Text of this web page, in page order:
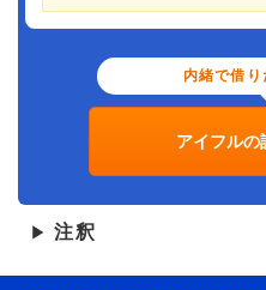
内緒で借
アイフルの
▶ 注釈